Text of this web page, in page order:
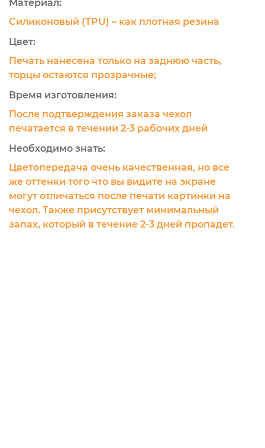
Материал:
Силиконовый (TPU) – как плотная резина
Цвет:
Печать нанесена только на заднюю часть,
торцы остаются прозрачные;
Время изготовления:
После подтверждения заказа чехол
печатается в течении 2-3 рабочих дней
Необходимо знать:
Цветопередача очень качественная, но все
же оттенки того что вы видите на экране
могут отличаться после печати картинки на
чехол. Также присутствует минимальный
запах, который в течение 2-3 дней пропадет.